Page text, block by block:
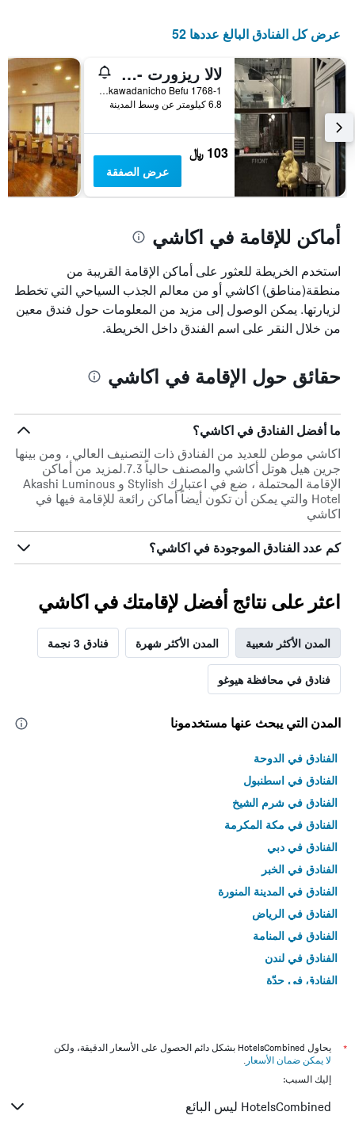
عرض كل الفنادق البالغ عددها 52
لالا ريزورت - للبالغين فقط
Nishi-ku Ikawadanicho Befu 1768-1, اكاشي, اليابان
6.8 كيلومتر عن وسط المدينة
103 ﷼
عرض الصفقة
أماكن للإقامة في اكاشي
استخدم الخريطة للعثور على أماكن الإقامة القريبة من
منطقة(مناطق) اكاشي أو من معالم الجذب السياحي التي تخطط
لزيارتها. يمكن الوصول إلى مزيد من المعلومات حول فندق معين
من خلال النقر على اسم الفندق داخل الخريطة.
حقائق حول الإقامة في اكاشي
ما أفضل الفنادق في اكاشي؟
اكاشي موطن للعديد من الفنادق ذات التصنيف العالي ، ومن بينها
جرين هيل هوتل أكاشي والمصنف حالياً 7.3.لمزيد من أماكن
الإقامة المحتملة ، ضع في اعتبارك Stylish و Akashi Luminous
Hotel والتي يمكن أن تكون أيضاً أماكن رائعة للإقامة فيها في
اكاشي
كم عدد الفنادق الموجودة في اكاشي؟
اعثر على نتائج أفضل لإقامتك في اكاشي
المدن الأكثر شعبية المدن الأكثر شهرة فنادق 3 نجمة
فنادق في محافظة هيوغو
المدن التي يبحث عنها مستخدمونا
الفنادق في الدوحة
الفنادق في اسطنبول
الفنادق في شرم الشيخ
الفنادق في مكة المكرمة
الفنادق في دبي
الفنادق في الخبر
الفنادق في المدينة المنورة
الفنادق في الرياض
الفنادق في المنامة
الفنادق في لندن
الفنادق في جدّة
*
يحاول HotelsCombined بشكل دائم الحصول على الأسعار الدقيقة، ولكن
لا يمكن ضمان الأسعار .
إليك السبب:
HotelsCombined ليس البائع